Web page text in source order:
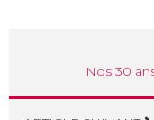
Nos 30